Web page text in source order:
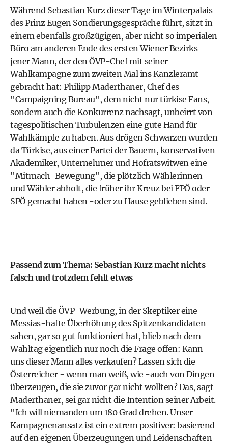
Während Sebastian Kurz dieser Tage im Winterpalais
des Prinz Eugen Sondierungsgespräche führt, sitzt in
einem ebenfalls großzügigen, aber nicht so imperialen
Büro am anderen Ende des ersten Wiener Bezirks
jener Mann, der den ÖVP-Chef mit seiner
Wahlkampagne zum zweiten Mal ins Kanzleramt
gebracht hat: Philipp Maderthaner, Chef des
"Campaigning Bureau", dem nicht nur türkise Fans,
sondern auch die Konkurrenz nachsagt, unbeirrt von
tagespolitischen Turbulenzen eine gute Hand für
Wahlkämpfe zu haben. Aus drögen Schwarzen wurden
da Türkise, aus einer Partei der Bauern, konservativen
Akademiker, Unternehmer und Hofratswitwen eine
"Mitmach-Bewegung", die plötzlich Wählerinnen
und Wähler abholt, die früher ihr Kreuz bei FPÖ oder
SPÖ gemacht haben -oder zu Hause geblieben sind.
Passend zum Thema: Sebastian Kurz macht nichts
falsch und trotzdem fehlt etwas
Und weil die ÖVP-Werbung, in der Skeptiker eine
Messias-hafte Überhöhung des Spitzenkandidaten
sahen, gar so gut funktioniert hat, blieb nach dem
Wahltag eigentlich nur noch die Frage offen: Kann
uns dieser Mann alles verkaufen? Lassen sich die
Österreicher - wenn man weiß, wie -auch von Dingen
überzeugen, die sie zuvor gar nicht wollten? Das, sagt
Maderthaner, sei gar nicht die Intention seiner Arbeit.
"Ich will niemanden um 180 Grad drehen. Unser
Kampagnenansatz ist ein extrem positiver: basierend
auf den eigenen Überzeugungen und Leidenschaften